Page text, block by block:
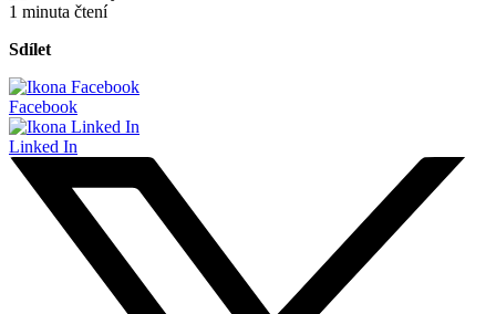
1 minuta čtení
Sdílet
Facebook
Linked In